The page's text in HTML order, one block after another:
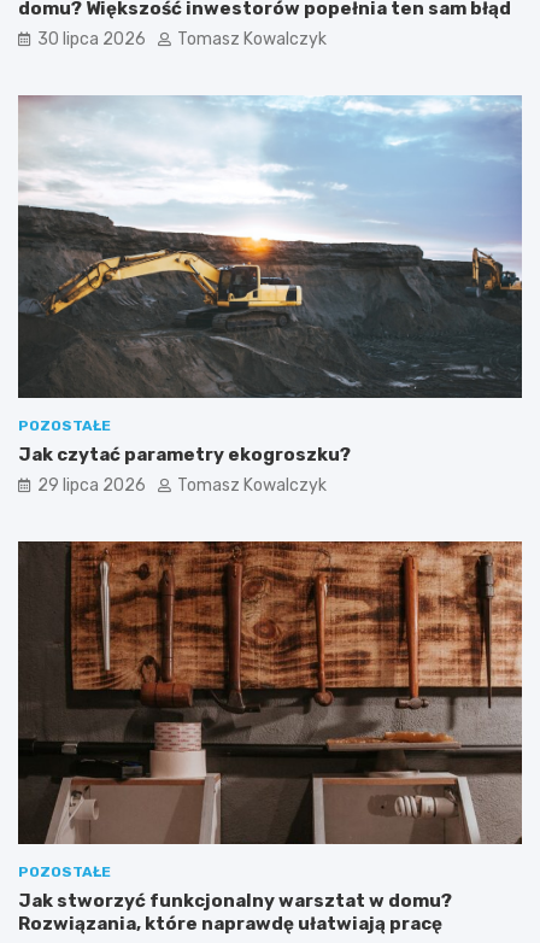
domu? Większość inwestorów popełnia ten sam błąd
30 lipca 2026 Tomasz Kowalczyk
POZOSTAŁE
Jak czytać parametry ekogroszku?
29 lipca 2026 Tomasz Kowalczyk
POZOSTAŁE
Jak stworzyć funkcjonalny warsztat w domu?
Rozwiązania, które naprawdę ułatwiają pracę